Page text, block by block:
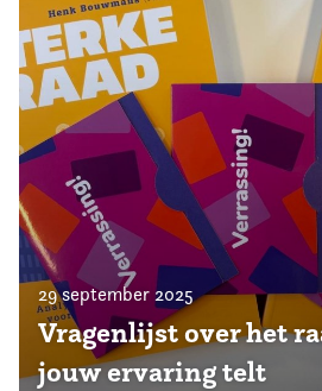
29 september 2025
Vragenlijst over het
jouw ervaring telt